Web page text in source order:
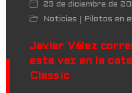
23 de diciembre de
Noticias
Pilotos en
Javier Vélez
esta vez en la
Classic